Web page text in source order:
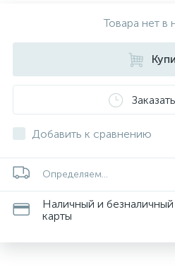
Товара нет в
Добавить к сравнению
Определяем...
Наличный и
карты